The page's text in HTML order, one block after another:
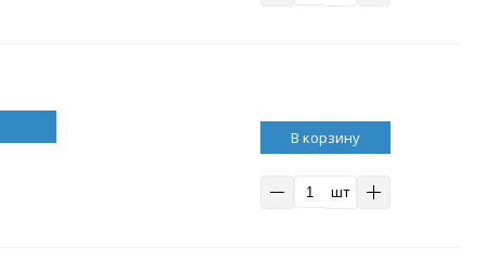
В корзину
шт